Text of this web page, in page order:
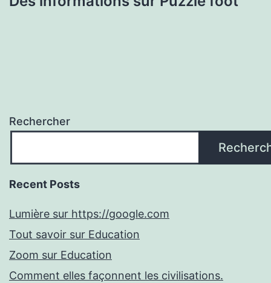
Rechercher
Recent Posts
Lumière sur https://google.com
Tout savoir sur Education
Zoom sur Education
Comment elles façonnent les civilisations.